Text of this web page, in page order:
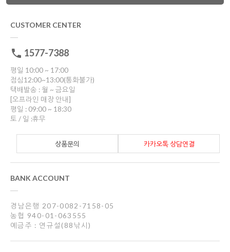
CUSTOMER CENTER
1577-7388
평일 10:00 ~ 17:00
점심12:00~13:00(통화불가)
택배발송 : 월 ~ 금요일
[오프라인 매장 안내]
평일 : 09:00 ~ 18:30
토 / 일 :휴무
카카오톡 상담연결
상품문의
BANK ACCOUNT
경남은행 207-0082-7158-05
농협 940-01-063555
예금주 : 연규설(88낚시)